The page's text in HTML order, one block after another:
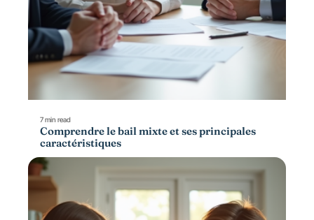
7 min read
Comprendre le bail mixte et ses principales
caractéristiques